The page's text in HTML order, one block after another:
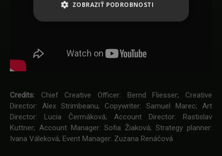
Credits: Chief Creative Officer: Bernd Fliesser; Creative
Director: Alex Strimbeanu; Copywriter: Samuel Marec; Art
Director: Lucia Čermáková; Account Director: Rastislav
Kuttner; Account Manager: Sofia Žiaková; Strategy planner:
Ivana Váleková; Event Manager: Zuzana Renáčová
ZOBRAZIŤ PODROBNOSTI